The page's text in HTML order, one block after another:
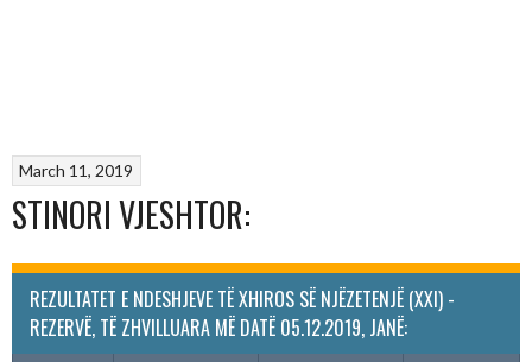
March 11, 2019
STINORI VJESHTOR:
REZULTATET E NDESHJEVE TË XHIROS SË NJËZETENJË (XXI) -
REZERVË, TË ZHVILLUARA MË DATË 05.12.2019, JANË: